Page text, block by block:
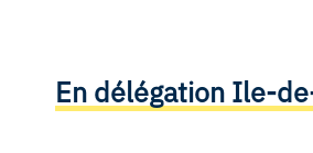
En délégation Ile-